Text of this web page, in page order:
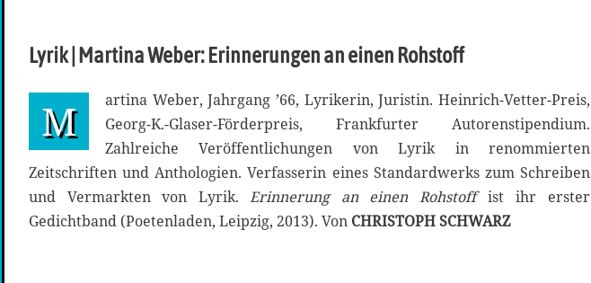
Lyrik | Martina Weber: Erinnerungen an einen Rohstoff
M
artina Weber, Jahrgang ’66, Lyrikerin, Juristin. Heinrich-Vetter-Preis,
Georg-K.-Glaser-Förderpreis, Frankfurter Autorenstipendium.
Zahlreiche Veröffentlichungen von Lyrik in renommierten
Zeitschriften und Anthologien. Verfasserin eines Standardwerks zum Schreiben
und Vermarkten von Lyrik. Erinnerung an einen Rohstoffist ihr erster
Gedichtband (Poetenladen, Leipzig, 2013). Von CHRISTOPH SCHWARZ